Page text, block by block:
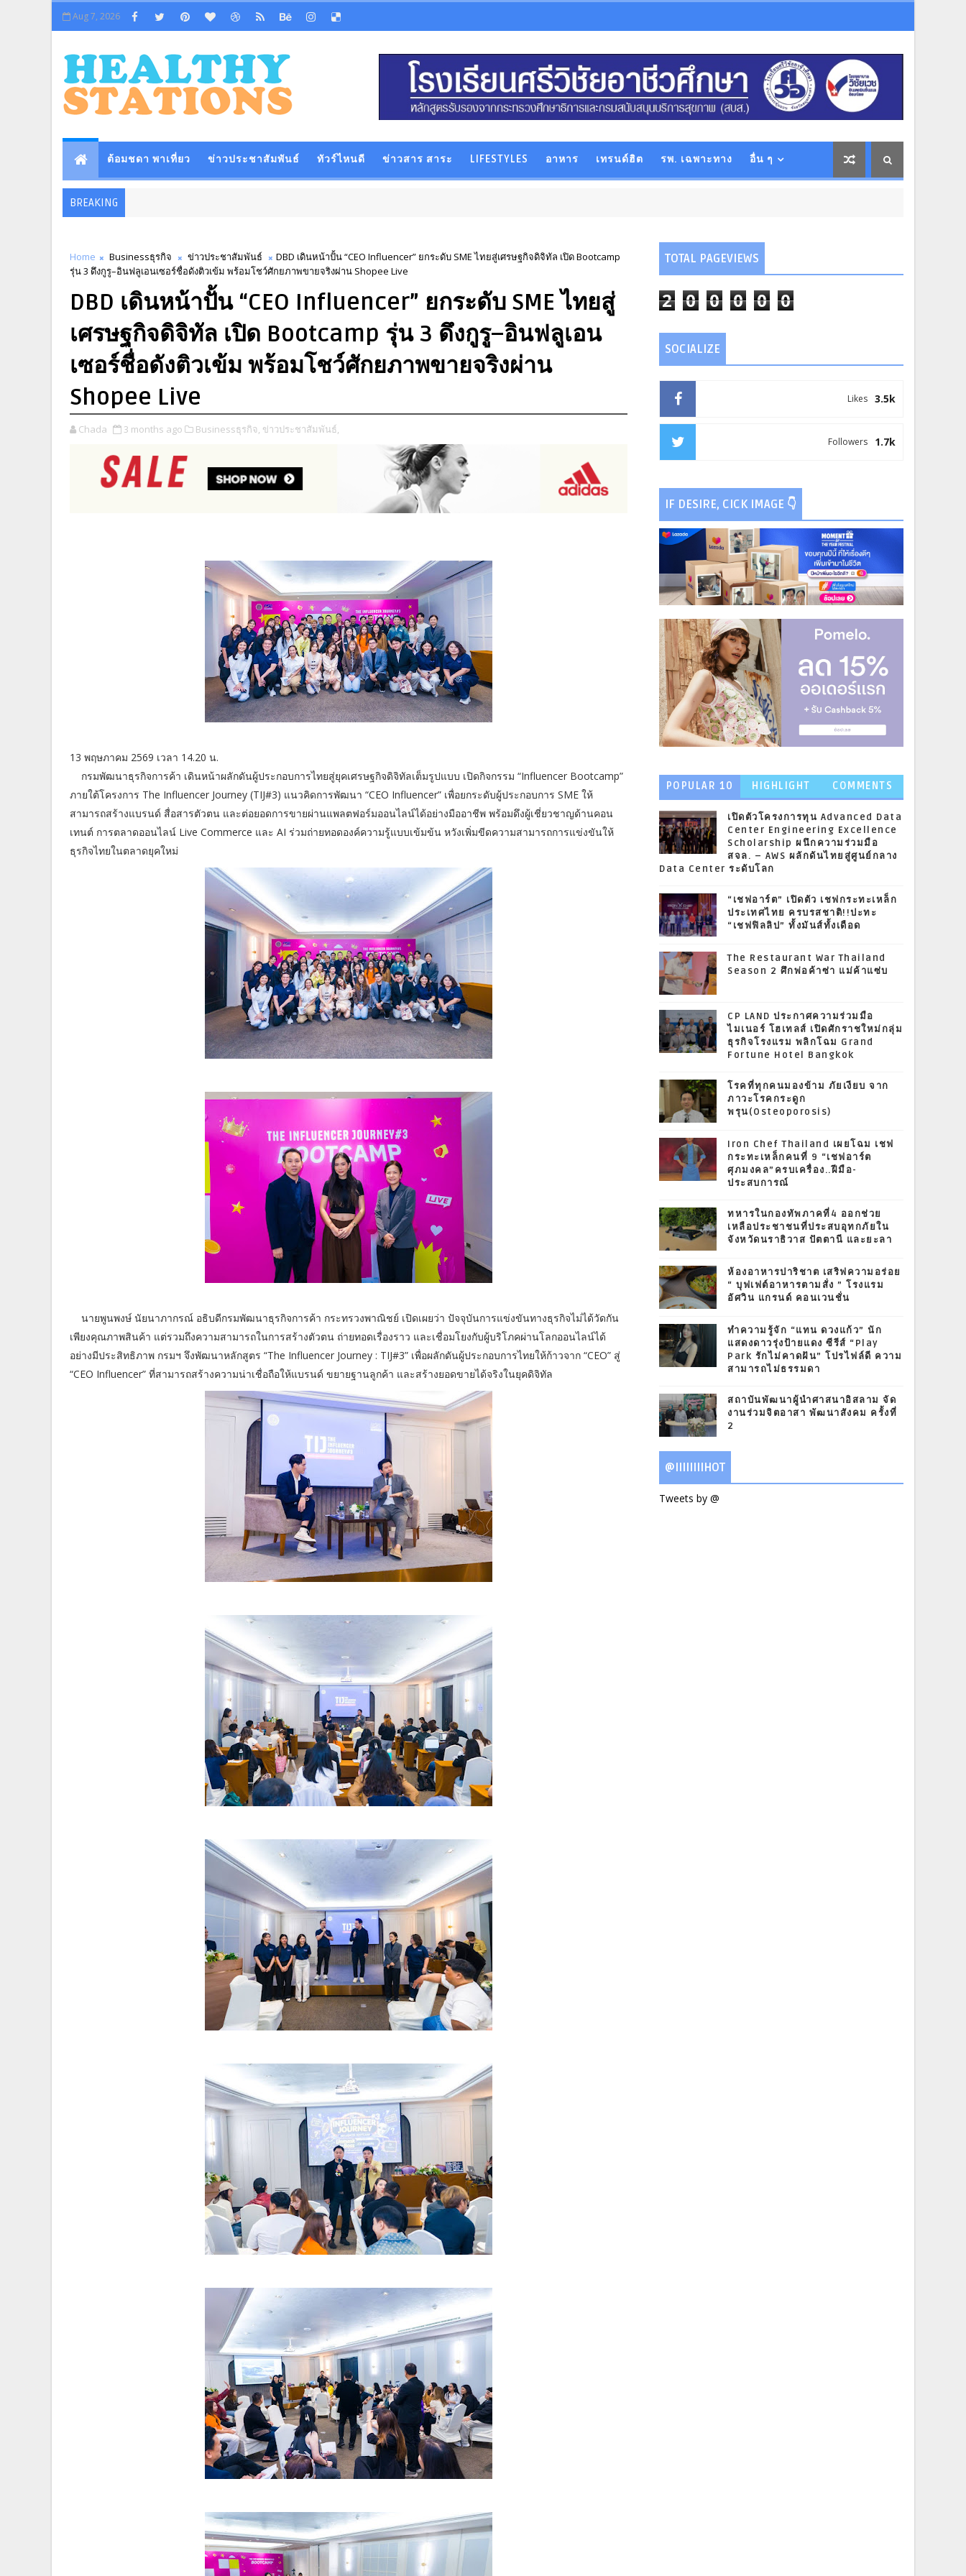
Aug 7, 2026
ต้อมชดา พาเที่ยว ข่าวประชาสัมพันธ์ ทัวร์ไหนดี ข่าวสาร สาระ LIFESTYLES อาหาร เทรนด์ฮิต รพ. เฉพาะทาง อื่น ๆ
BREAKING
Home Businessธุรกิจ ข่าวประชาสัมพันธ์
DBD เดินหน้าปั้น “CEO Influencer” ยกระดับ SME ไทยสู่เศรษฐกิจดิจิทัล เปิด Bootcamp
รุ่น 3 ดึงกูรู–อินฟลูเอนเซอร์ชื่อดังติวเข้ม พร้อมโชว์ศักยภาพขายจริงผ่าน Shopee Live
DBD เดินหน้าปั้น “CEO Influencer” ยกระดับ SME ไทยสู่
เศรษฐกิจดิจิทัล เปิด Bootcamp รุ่น 3 ดึงกูรู–อินฟลูเอน
เซอร์ชื่อดังติวเข้ม พร้อมโชว์ศักยภาพขายจริงผ่าน
Shopee Live
Chada 3 months ago Businessธุรกิจ, ข่าวประชาสัมพันธ์,
13 พฤษภาคม 2569 เวลา 14.20 น.
กรมพัฒนาธุรกิจการค้า เดินหน้าผลักดันผู้ประกอบการไทยสู่ยุคเศรษฐกิจดิจิทัลเต็มรูปแบบ เปิดกิจกรรม “Influencer Bootcamp”
ภายใต้โครงการ The Influencer Journey (TIJ#3) แนวคิดการพัฒนา “CEO Influencer” เพื่อยกระดับผู้ประกอบการ SME ให้
สามารถสร้างแบรนด์ สื่อสารตัวตน และต่อยอดการขายผ่านแพลตฟอร์มออนไลน์ได้อย่างมืออาชีพ พร้อมดึงผู้เชี่ยวชาญด้านคอน
เทนต์ การตลาดออนไลน์ Live Commerce และ AI ร่วมถ่ายทอดองค์ความรู้แบบเข้มข้น หวังเพิ่มขีดความสามารถการแข่งขันให้
ธุรกิจไทยในตลาดยุคใหม่
นายพูนพงษ์ นัยนาภากรณ์ อธิบดีกรมพัฒนาธุรกิจการค้า กระทรวงพาณิชย์ เปิดเผยว่า ปัจจุบันการแข่งขันทางธุรกิจไม่ได้วัดกัน
เพียงคุณภาพสินค้า แต่รวมถึงความสามารถในการสร้างตัวตน ถ่ายทอดเรื่องราว และเชื่อมโยงกับผู้บริโภคผ่านโลกออนไลน์ได้
อย่างมีประสิทธิภาพ กรมฯ จึงพัฒนาหลักสูตร “The Influencer Journey : TIJ#3” เพื่อผลักดันผู้ประกอบการไทยให้ก้าวจาก “CEO” สู่
“CEO Influencer” ที่สามารถสร้างความน่าเชื่อถือให้แบรนด์ ขยายฐานลูกค้า และสร้างยอดขายได้จริงในยุคดิจิทัล
TOTAL PAGEVIEWS
2 0 0 0 0 0
SOCIALIZE
3.5k
Likes
1.7k
Followers
IF DESIRE, CICK IMAGE 👇
POPULAR 10
HIGHLIGHT
COMMENTS
เปิดตัวโครงการทุน Advanced Data
Center Engineering Excellence
Scholarship ผนึกความร่วมมือ
สจล. – AWS ผลักดันไทยสู่ศูนย์กลาง
Data Center ระดับโลก
“เชฟอาร์ต” เปิดตัว เชฟกระทะเหล็ก
ประเทศไทย ครบรสชาติ!!ปะทะ
“เชฟฟิลลิป” ทั้งมันส์ทั้งเดือด
The Restaurant War Thailand
Season 2 ศึกพ่อค้าซ่า แม่ค้าแซ่บ
CP LAND ประกาศความร่วมมือ
ไมเนอร์ โฮเทลส์ เปิดศักราชใหม่กลุ่ม
ธุรกิจโรงแรม พลิกโฉม Grand
Fortune Hotel Bangkok
โรคที่ทุกคนมองข้าม ภัยเงียบ จาก
ภาวะโรคกระดูก
พรุน(Osteoporosis)
Iron Chef Thailand เผยโฉม เชฟ
กระทะเหล็กคนที่ 9 “เชฟอาร์ต
ศุภมงคล”ครบเครื่อง..ฝีมือ-
ประสบการณ์
ทหารในกองทัพภาคที่4 ออกช่วย
เหลือประชาชนที่ประสบอุทกภัยใน
จังหวัดนราธิวาส ปัตตานี และยะลา
ห้องอาหารปาริชาต เสริฟความอร่อย
“ บุฟเฟต์อาหารตามสั่ง ” โรงแรม
อัศวิน แกรนด์ คอนเวนชั่น
ทำความรู้จัก “แทน ดวงแก้ว” นัก
แสดงดาวรุ่งป้ายแดง ซีรีส์ “Play
Park รักไม่คาดฝัน” โปรไฟล์ดี ความ
สามารถไม่ธรรมดา
สถาบันพัฒนาผู้นำศาสนาอิสลาม จัด
งานร่วมจิตอาสา พัฒนาสังคม ครั้งที่
2
@IIIIIIIIHOT
Tweets by @